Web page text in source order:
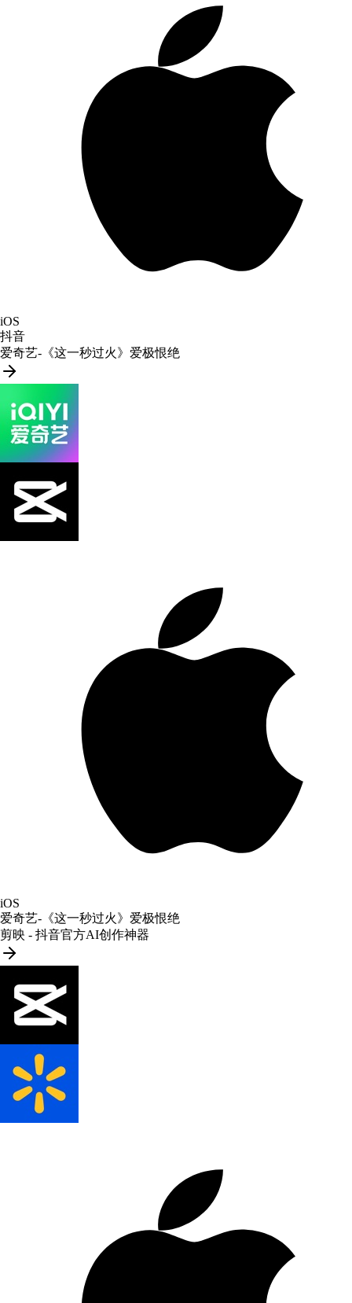
iOS
抖音
爱奇艺-《这一秒过火》爱极恨绝
iOS
爱奇艺-《这一秒过火》爱极恨绝
剪映 - 抖音官方AI创作神器